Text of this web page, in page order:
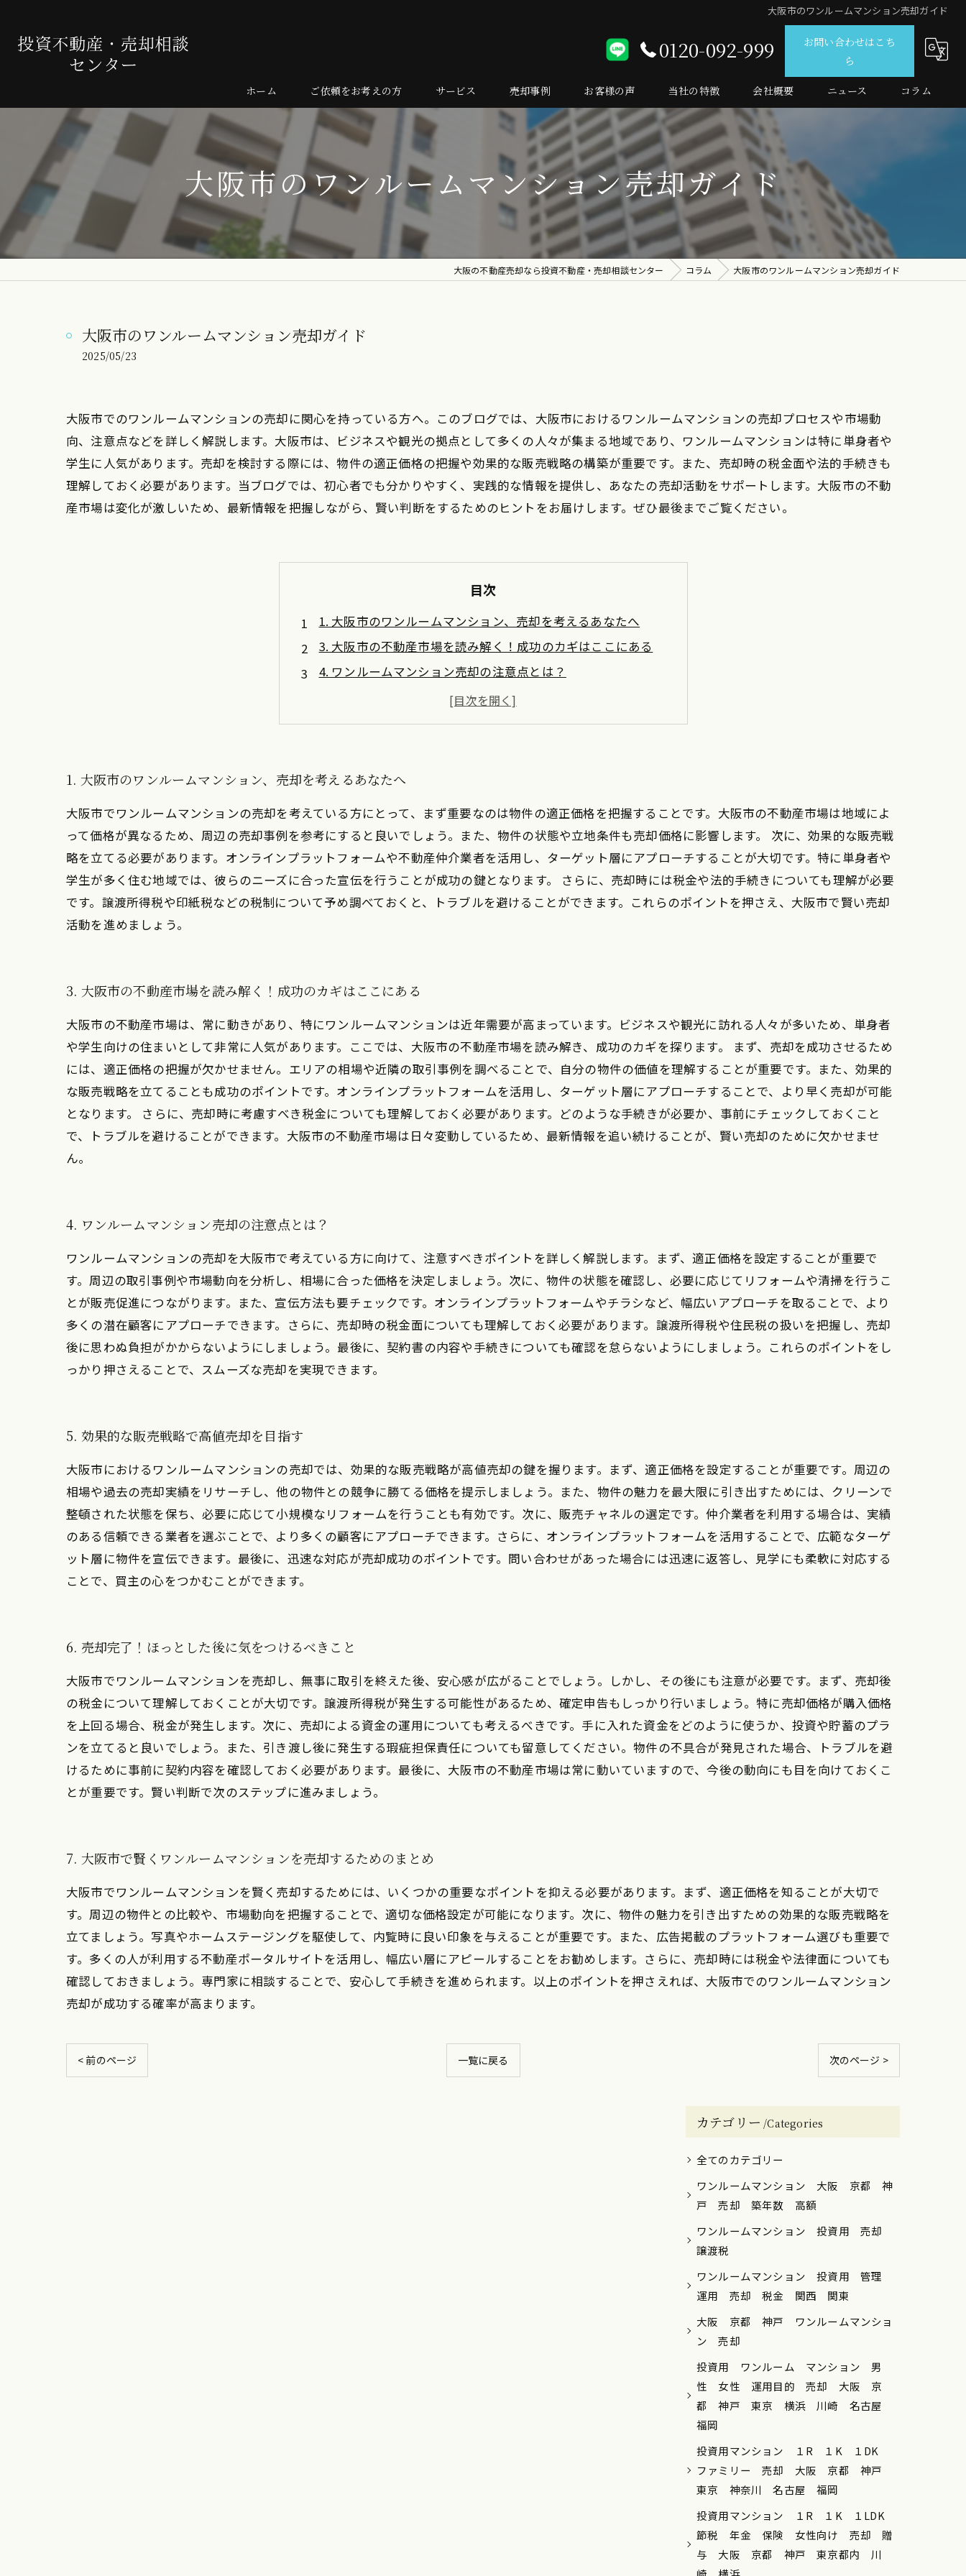
大阪市のワンルームマンション売却ガイド
0120-092-999
お問い合わせはこち
ら
ホーム ご依頼をお考えの方
売却の流れ
よくある質問
サービス 売却事例 お客様の声 当社の特徴
仲介
査定
売買
マンション
投資
会社概要 ニュース コラム
大阪市のワンルームマンション売却ガイド
大阪の不動産売却なら投資不動産・売却相談センター コラム 大阪市のワンルームマンション売却ガイド
大阪市のワンルームマンション売却ガイド
2025/05/23
大阪市でのワンルームマンションの売却に関心を持っている方へ。このブログでは、大阪市におけるワンルームマンションの売却プロセスや市場動
向、注意点などを詳しく解説します。大阪市は、ビジネスや観光の拠点として多くの人々が集まる地域であり、ワンルームマンションは特に単身者や
学生に人気があります。売却を検討する際には、物件の適正価格の把握や効果的な販売戦略の構築が重要です。また、売却時の税金面や法的手続きも
理解しておく必要があります。当ブログでは、初心者でも分かりやすく、実践的な情報を提供し、あなたの売却活動をサポートします。大阪市の不動
産市場は変化が激しいため、最新情報を把握しながら、賢い判断をするためのヒントをお届けします。ぜひ最後までご覧ください。
目次
1. 大阪市のワンルームマンション、売却を考えるあなたへ
3. 大阪市の不動産市場を読み解く！成功のカギはここにある
4. ワンルームマンション売却の注意点とは？
5. 効果的な販売戦略で高値売却を目指す
6. 売却完了！ほっとした後に気をつけるべきこと
1. 大阪市のワンルームマンション、売却を考えるあなたへ
大阪市でワンルームマンションの売却を考えている方にとって、まず重要なのは物件の適正価格を把握することです。大阪市の不動産市場は地域によ
って価格が異なるため、周辺の売却事例を参考にすると良いでしょう。また、物件の状態や立地条件も売却価格に影響します。 次に、効果的な販売戦
略を立てる必要があります。オンラインプラットフォームや不動産仲介業者を活用し、ターゲット層にアプローチすることが大切です。特に単身者や
学生が多く住む地域では、彼らのニーズに合った宣伝を行うことが成功の鍵となります。 さらに、売却時には税金や法的手続きについても理解が必要
です。譲渡所得税や印紙税などの税制について予め調べておくと、トラブルを避けることができます。これらのポイントを押さえ、大阪市で賢い売却
活動を進めましょう。
3. 大阪市の不動産市場を読み解く！成功のカギはここにある
大阪市の不動産市場は、常に動きがあり、特にワンルームマンションは近年需要が高まっています。ビジネスや観光に訪れる人々が多いため、単身者
や学生向けの住まいとして非常に人気があります。ここでは、大阪市の不動産市場を読み解き、成功のカギを探ります。 まず、売却を成功させるため
には、適正価格の把握が欠かせません。エリアの相場や近隣の取引事例を調べることで、自分の物件の価値を理解することが重要です。また、効果的
な販売戦略を立てることも成功のポイントです。オンラインプラットフォームを活用し、ターゲット層にアプローチすることで、より早く売却が可能
となります。 さらに、売却時に考慮すべき税金についても理解しておく必要があります。どのような手続きが必要か、事前にチェックしておくこと
で、トラブルを避けることができます。大阪市の不動産市場は日々変動しているため、最新情報を追い続けることが、賢い売却のために欠かせませ
ん。
4. ワンルームマンション売却の注意点とは？
ワンルームマンションの売却を大阪市で考えている方に向けて、注意すべきポイントを詳しく解説します。まず、適正価格を設定することが重要で
す。周辺の取引事例や市場動向を分析し、相場に合った価格を決定しましょう。次に、物件の状態を確認し、必要に応じてリフォームや清掃を行うこ
とが販売促進につながります。また、宣伝方法も要チェックです。オンラインプラットフォームやチラシなど、幅広いアプローチを取ることで、より
多くの潜在顧客にアプローチできます。さらに、売却時の税金面についても理解しておく必要があります。譲渡所得税や住民税の扱いを把握し、売却
後に思わぬ負担がかからないようにしましょう。最後に、契約書の内容や手続きについても確認を怠らないようにしましょう。これらのポイントをし
っかり押さえることで、スムーズな売却を実現できます。
5. 効果的な販売戦略で高値売却を目指す
大阪市におけるワンルームマンションの売却では、効果的な販売戦略が高値売却の鍵を握ります。まず、適正価格を設定することが重要です。周辺の
相場や過去の売却実績をリサーチし、他の物件との競争に勝てる価格を提示しましょう。また、物件の魅力を最大限に引き出すためには、クリーンで
整頓された状態を保ち、必要に応じて小規模なリフォームを行うことも有効です。次に、販売チャネルの選定です。仲介業者を利用する場合は、実績
のある信頼できる業者を選ぶことで、より多くの顧客にアプローチできます。さらに、オンラインプラットフォームを活用することで、広範なターゲ
ット層に物件を宣伝できます。最後に、迅速な対応が売却成功のポイントです。問い合わせがあった場合には迅速に返答し、見学にも柔軟に対応する
ことで、買主の心をつかむことができます。
6. 売却完了！ほっとした後に気をつけるべきこと
大阪市でワンルームマンションを売却し、無事に取引を終えた後、安心感が広がることでしょう。しかし、その後にも注意が必要です。まず、売却後
の税金について理解しておくことが大切です。譲渡所得税が発生する可能性があるため、確定申告もしっかり行いましょう。特に売却価格が購入価格
を上回る場合、税金が発生します。次に、売却による資金の運用についても考えるべきです。手に入れた資金をどのように使うか、投資や貯蓄のプラ
ンを立てると良いでしょう。また、引き渡し後に発生する瑕疵担保責任についても留意してください。物件の不具合が発見された場合、トラブルを避
けるために事前に契約内容を確認しておく必要があります。最後に、大阪市の不動産市場は常に動いていますので、今後の動向にも目を向けておくこ
とが重要です。賢い判断で次のステップに進みましょう。
7. 大阪市で賢くワンルームマンションを売却するためのまとめ
大阪市でワンルームマンションを賢く売却するためには、いくつかの重要なポイントを抑える必要があります。まず、適正価格を知ることが大切で
す。周辺の物件との比較や、市場動向を把握することで、適切な価格設定が可能になります。次に、物件の魅力を引き出すための効果的な販売戦略を
立てましょう。写真やホームステージングを駆使して、内覧時に良い印象を与えることが重要です。また、広告掲載のプラットフォーム選びも重要で
す。多くの人が利用する不動産ポータルサイトを活用し、幅広い層にアピールすることをお勧めします。さらに、売却時には税金や法律面についても
確認しておきましょう。専門家に相談することで、安心して手続きを進められます。以上のポイントを押さえれば、大阪市でのワンルームマンション
売却が成功する確率が高まります。
< 前のページ 一覧に戻る 次のページ >
カテゴリー Categories
全てのカテゴリー
ワンルームマンション 大阪 京都 神
戸 売却 築年数 高額
ワンルームマンション 投資用 売却
譲渡税
ワンルームマンション 投資用 管理
運用 売却 税金 関西 関東
大阪 京都 神戸 ワンルームマンショ
ン 売却
投資用 ワンルーム マンション 男
性 女性 運用目的 売却 大阪 京
都 神戸 東京 横浜 川崎 名古屋
福岡
投資用マンション １R １K １DK
ファミリー 売却 大阪 京都 神戸
東京 神奈川 名古屋 福岡
投資用マンション １R １K １LDK
節税 年金 保険 女性向け 売却 贈
与 大阪 京都 神戸 東京都内 川